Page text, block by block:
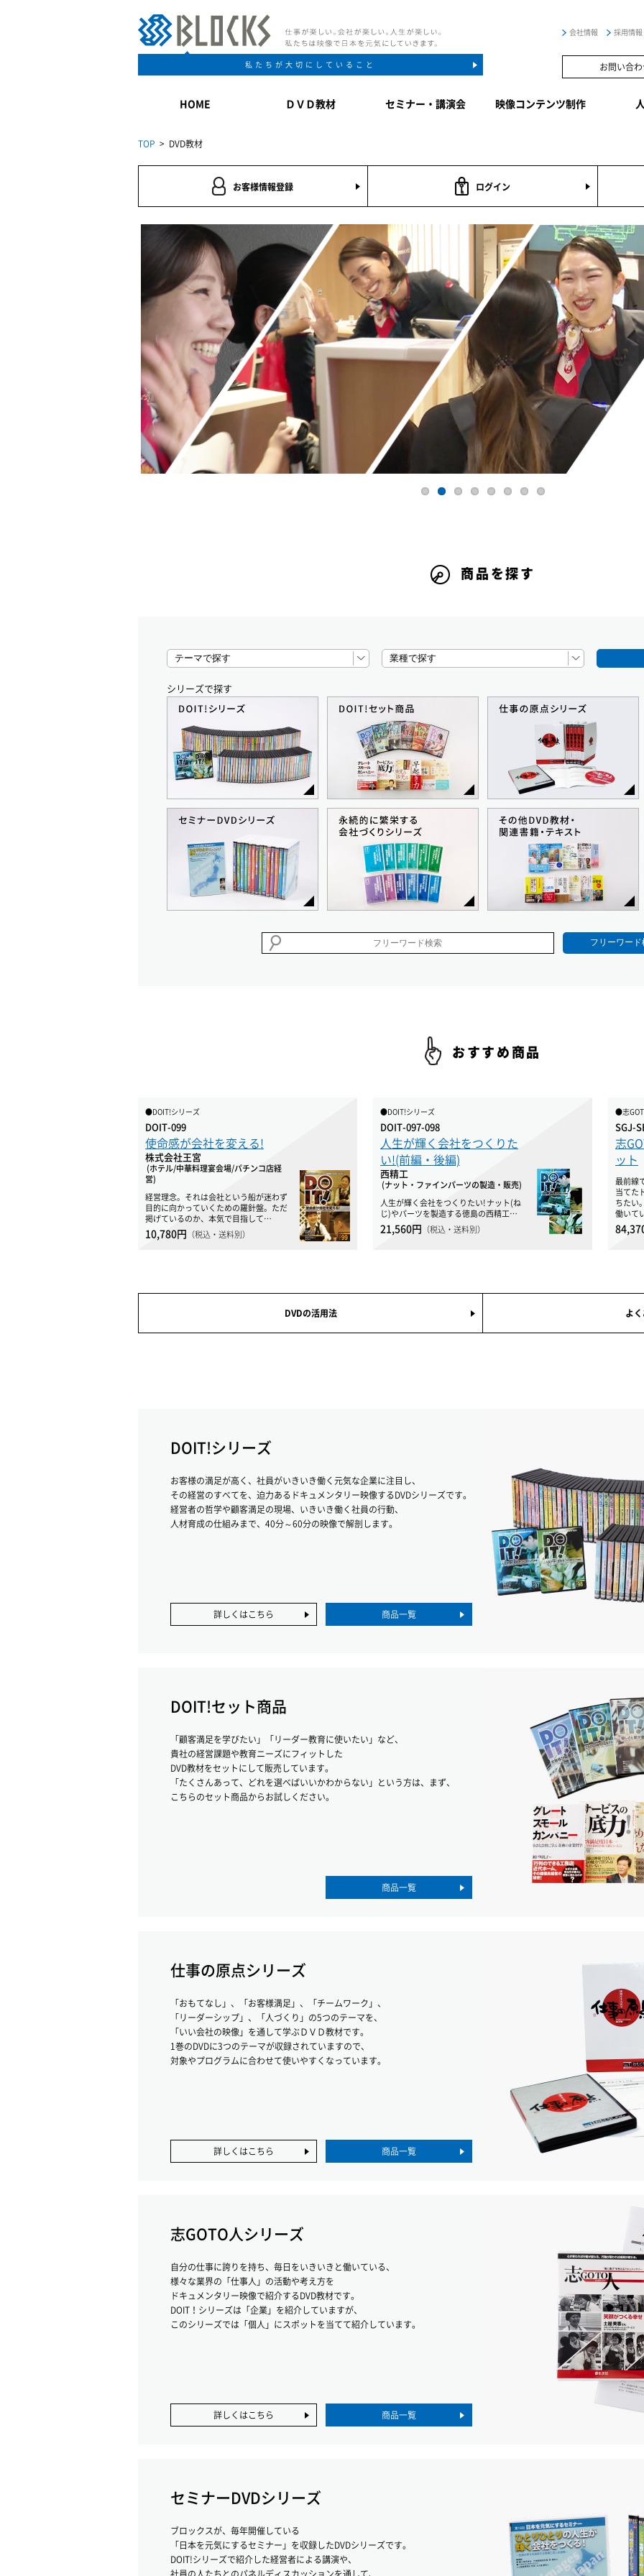
私たちが大切にしていること
会社情報 採用情報
お問い合わ
HOME ＤＶＤ教材 セミナー・講演会 映像コンテンツ制作
TOP > DVD教材
お客様情報登録 ログイン
商品を探す
シリーズで探す
おすすめ商品
●DOIT!シリーズ
DOIT-099
使命感が会社を変える!
株式会社王宮
(ホテル/中華料理宴会場/パチンコ店経
営)
経営理念。それは会社という船が迷わず
目的に向かっていくための羅針盤。ただ
掲げているのか、本気で目指して…
10,780円 （税込・送料別）
●DOIT!シリーズ
DOIT-097-098
人生が輝く会社をつくりた
い!(前編・後編)
西精工
(ナット・ファインパーツの製造・販売)
人生が輝く会社をつくりたい! ナット(ね
じ)やパーツを製造する徳島の西精工…
21,560円 （税込・送料別）
●志
SGJ-
志
ット
最前線
当てた
ちたい
働いて
DVDの活用法 よ
DOIT!シリーズ
お客様の満足が高く、社員がいきいき働く元気な企業に注目し、
その経営のすべてを、迫力あるドキュメンタリー映像するDVDシリーズです。
経営者の哲学や顧客満足の現場、いきいき働く社員の行動、
人材育成の仕組みまで、40分～60分の映像で解剖します。
詳しくはこちら 商品一覧
DOIT!セット商品
「顧客満足を学びたい」「リーダー教育に使いたい」など、
貴社の経営課題や教育ニーズにフィットした
DVD教材をセットにして販売しています。
「たくさんあって、どれを選べばいいかわからない」という方は、まず、
こちらのセット商品からお試しください。
商品一覧
仕事の原点シリーズ
「おもてなし」、「お客様満足」、「チームワーク」、
「リーダーシップ」、「人づくり」の5つのテーマを、
「いい会社の映像」を通して学ぶＤＶＤ教材です。
1巻のDVDに3つのテーマが収録されていますので、
対象やプログラムに合わせて使いやすくなっています。
詳しくはこちら 商品一覧
志GOTO人シリーズ
自分の仕事に誇りを持ち、毎日をいきいきと働いている、
様々な業界の「仕事人」の活動や考え方を
ドキュメンタリー映像で紹介するDVD教材です。
DOIT！シリーズは「企業」を紹介していますが、
このシリーズでは「個人」にスポットを当てて紹介しています。
詳しくはこちら 商品一覧
セミナーDVDシリーズ
ブロックスが、毎年開催している
「日本を元気にするセミナー」を収録したDVDシリーズです。
DOIT!シリーズで紹介した経営者による講演や、
社員の人たちとのパネルディスカッションを通して、